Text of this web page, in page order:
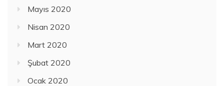
Mayıs 2020
Nisan 2020
Mart 2020
Şubat 2020
Ocak 2020